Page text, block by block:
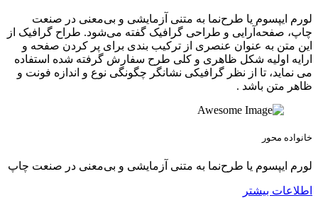
لورم ایپسوم یا طرح‌نما به متنی آزمایشی و بی‌معنی در صنعت
چاپ، صفحه‌آرایی و طراحی گرافیک گفته می‌شود. طراح گرافیک از
این متن به عنوان عنصری از ترکیب بندی برای پر کردن صفحه و
ارایه اولیه شکل ظاهری و کلی طرح سفارش گرفته شده استفاده
می نماید، تا از نظر گرافیکی نشانگر چگونگی نوع و اندازه فونت و
ظاهر متن باشد .
خانواده محور
لورم ایپسوم یا طرح‌نما به متنی آزمایشی و بی‌معنی در صنعت چاپ
اطلاعات بیشتر